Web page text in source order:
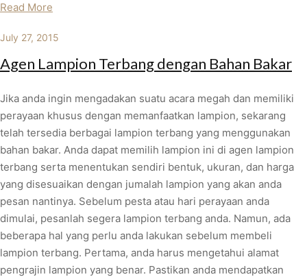
Read More
July 27, 2015
Agen Lampion Terbang dengan Bahan Bakar
Jika anda ingin mengadakan suatu acara megah dan memiliki
perayaan khusus dengan memanfaatkan lampion, sekarang
telah tersedia berbagai lampion terbang yang menggunakan
bahan bakar. Anda dapat memilih lampion ini di agen lampion
terbang serta menentukan sendiri bentuk, ukuran, dan harga
yang disesuaikan dengan jumalah lampion yang akan anda
pesan nantinya. Sebelum pesta atau hari perayaan anda
dimulai, pesanlah segera lampion terbang anda. Namun, ada
beberapa hal yang perlu anda lakukan sebelum membeli
lampion terbang. Pertama, anda harus mengetahui alamat
pengrajin lampion yang benar. Pastikan anda mendapatkan